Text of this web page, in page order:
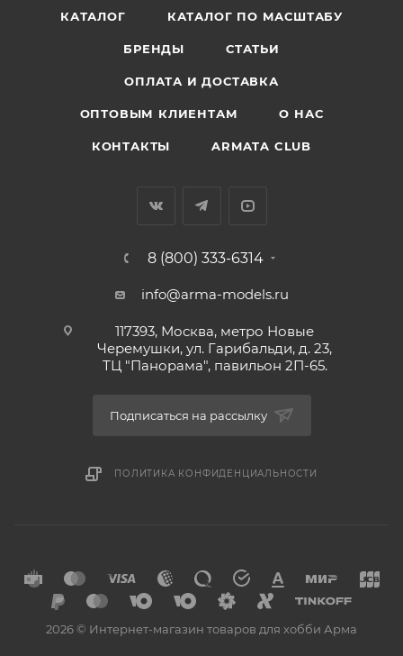
КАТАЛОГ КАТАЛОГ ПО МАСШТАБУ
БРЕНДЫ СТАТЬИ
ОПЛАТА И ДОСТАВКА
ОПТОВЫМ КЛИЕНТАМ О НАС
КОНТАКТЫ ARMATA CLUB
8 (800) 333-6314
info@arma-models.ru
117393, Москва, метро Новые
Черемушки, ул. Гарибальди, д. 23,
ТЦ "Панорама", павильон 2П-65.
Подписаться на рассылку
ПОЛИТИКА КОНФИДЕНЦИАЛЬНОСТИ
2026 © Интернет-магазин товаров для хобби Арма